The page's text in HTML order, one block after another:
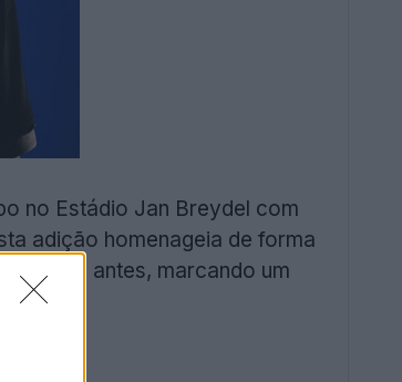
no Estádio Jan Breydel com
adição homenageia de forma
dias antes, marcando um